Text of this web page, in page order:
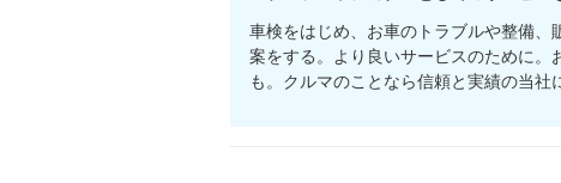
車検をはじめ、お車のトラブルや整備
案をする。より良いサービスのために
も。クルマのことなら信頼と実績の当社